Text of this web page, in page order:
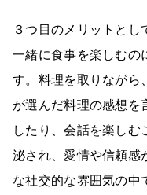
３つ目のメリットと
一緒に食事を楽しむの
す。料理を取りながら
が選んだ料理の感想を
したり、会話を楽し
泌され、愛情や信頼感
な社交的な雰囲気の中